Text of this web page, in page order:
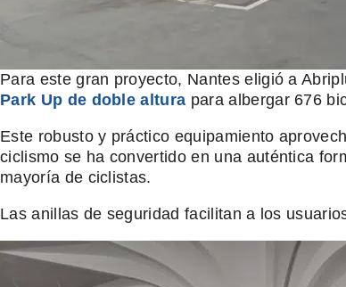
Para este gran proyecto, Nantes eligió a
Park Up de doble altura para albergar 676
Este robusto y práctico equipamiento
ciclismo se ha convertido en una auténtica
mayoría de ciclistas.
Las anillas de seguridad facilitan a los